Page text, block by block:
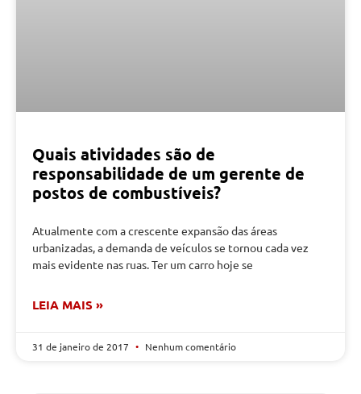
Quais atividades são de
responsabilidade de um gerente de
postos de combustíveis?
Atualmente com a crescente expansão das áreas
urbanizadas, a demanda de veículos se tornou cada vez
mais evidente nas ruas. Ter um carro hoje se
LEIA MAIS »
31 de janeiro de 2017 Nenhum comentário